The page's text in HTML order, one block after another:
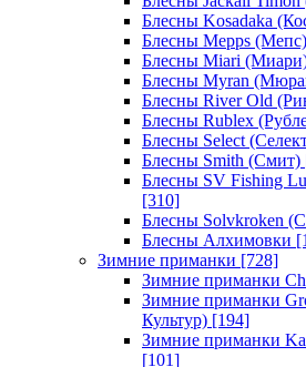
Блесны Kosadaka
Блесны Mepps (Мепс)
Блесны Miari
Блесны Myran
Блесны River Old
Блесны Rublex
Блесны Select
Блесны Smith (Смит)
Блесны SV Fishing
[310]
Блесны Solvkroken
Блесны Алхимовки
Зимние приманки [728]
Зимние приманки
Зимние приманки
Культур) [194]
Зимние приманки
[101]